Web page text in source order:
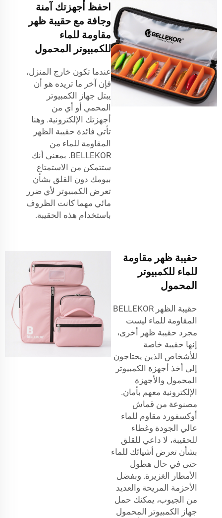
احفظ أجهزتك آمنة
وجافة مع حقيبة ظهر
مقاومة للماء
للكمبيوتر المحمول
عندما تكون خارج المنزل،
فإن آخر ما تريده هو أن
يبتل جهاز الكمبيوتر
المحمي أو أي من
أجهزتك الإلكترونية. وهنا
تأتي فائدة حقيبة الظهر
المقاومة للماء من
BELLEKOR. بمعنى أنك
ستتمكن من الاستمتاع
بيومك دون القلق بشأن
تعرض الكمبيوتر لأي ضرر
مائي مهما كانت الظروف
باستخدام هذه الحقيبة.
حقيبة ظهر مقاومة
للماء للكمبيوتر
المحمول
حقيبة الظهر BELLEKOR
المقاومة للماء ليست
مجرد حقيبة ظهر أخرى،
إنها حقيبة خاصة
للأشخاص الذين يحتاجون
إلى أخذ أجهزة الكمبيوتر
المحمول والأجهزة
الإلكترونية معهم بأمان.
مصنوعة من قماش
أوكسفورد مقاوم للماء
عالي الجودة وغطاء
للحقيبة، لا داعي للقلق
بشأن تعرض أشيائك للماء
حتى في حال هطول
الأمطار الغزيرة. وبفضل
الأحزمة المريحة والعديد
من الجيوب، يمكنك حمل
جهاز الكمبيوتر المحمول